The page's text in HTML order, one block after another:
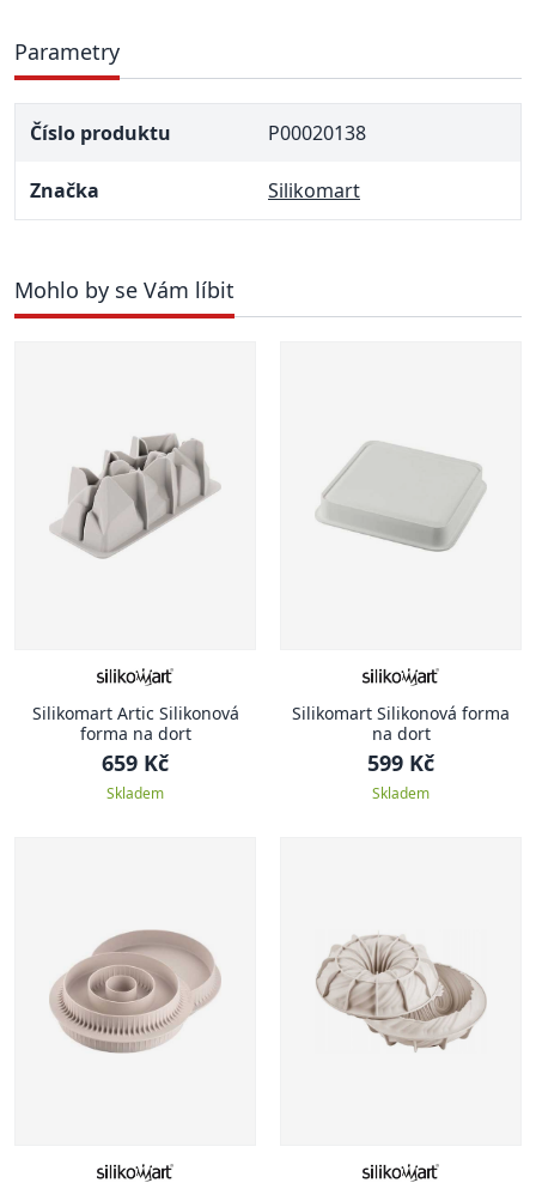
Parametry
Číslo produktu P00020138
Značka Silikomart
Mohlo by se Vám líbit
Silikomart Artic Silikonová
forma na dort
659 Kč
Skladem
Silikomart Silikonová forma
na dort
599 Kč
Skladem